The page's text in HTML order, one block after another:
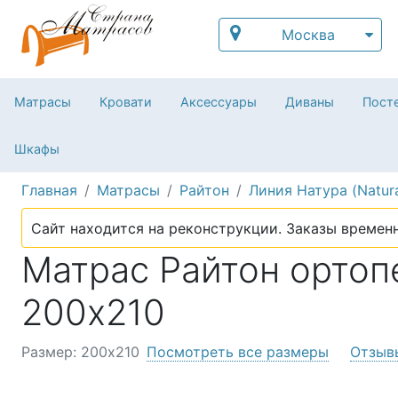
Москва
Матрасы Кровати Аксессуары Диваны
Шкафы
Главная Матрасы Райтон Линия Натура
Сайт находится на реконструкции. Заказы
Матрас Райтон
200х210
Размер: 200х210 Посмотреть все размеры